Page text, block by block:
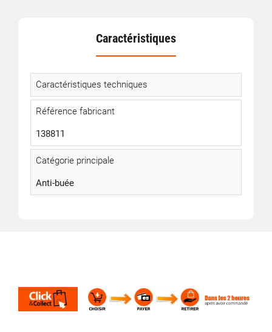
Caractéristiques
Caractéristiques techniques
Référence fabricant
138811
Catégorie principale
Anti-buée